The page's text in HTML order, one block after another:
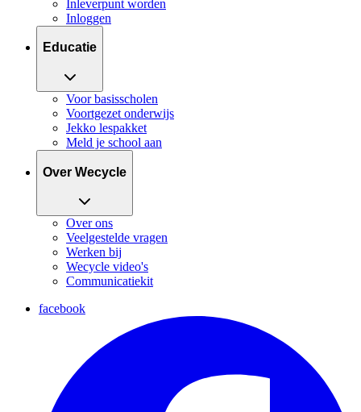
Inleverpunt worden
Inloggen
Educatie
Voor basisscholen
Voortgezet onderwijs
Jekko lespakket
Meld je school aan
Over Wecycle
Over ons
Veelgestelde vragen
Werken bij
Wecycle video's
Communicatiekit
facebook